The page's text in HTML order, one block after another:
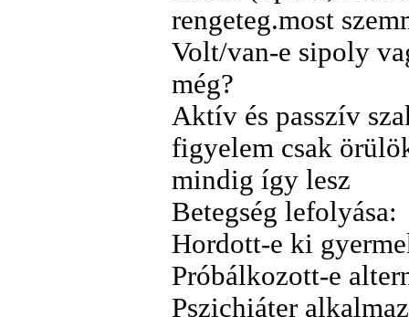
rengeteg.most
Volt/van-e sipoly
még?
Aktív és passzív
figyelem csak
mindig így lesz
Betegség lefolyása:
Hordott-e ki
Próbálkozott-e
Pszichiáter